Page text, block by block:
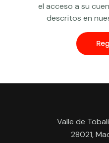
el acceso a su
descritos en
Valle de
28021,